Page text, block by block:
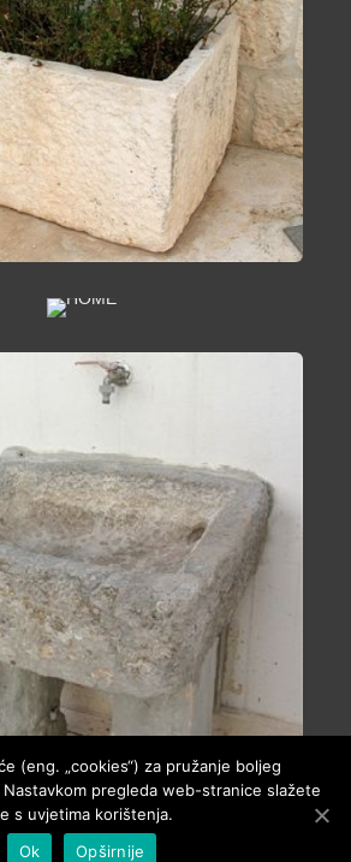
(eng. „cookies“) za pružanje boljeg
pregleda web-stranice slažete
s uvjetima korištenja.
Ok
Opširnije